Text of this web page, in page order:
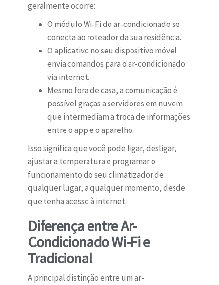
geralmente ocorre:
O módulo Wi-Fi do ar-condicionado se
conecta ao roteador da sua residência.
O aplicativo no seu dispositivo móvel
envia comandos para o ar-condicionado
via internet.
Mesmo fora de casa, a comunicação é
possível graças a servidores em nuvem
que intermediam a troca de informações
entre o app e o aparelho.
Isso significa que você pode ligar, desligar,
ajustar a temperatura e programar o
funcionamento do seu climatizador de
qualquer lugar, a qualquer momento, desde
que tenha acesso à internet.
Diferença entre Ar-
Condicionado Wi-Fi e
Tradicional
A principal distinção entre um ar-